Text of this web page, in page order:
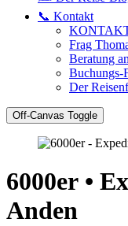
📞 Kontakt
Frag
Beratung
Buchungs-
Der
Off-Canvas Toggle
6000er •
Anden